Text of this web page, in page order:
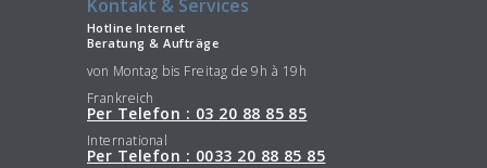
Kontakt & Services
Hotline Internet
Beratung & Aufträge
von Montag bis Freitag de 9h à 19h
Frankreich
Per Telefon : 03 20 88 85 85
International
Per Telefon : 0033 20 88 85 85